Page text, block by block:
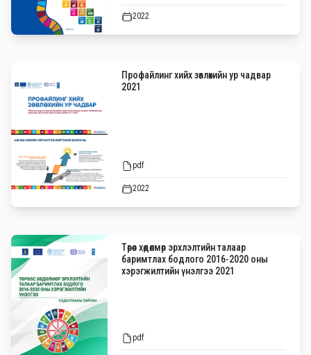
2022
Профайлинг хийх зөвлөхийн ур чадвар
2021
pdf
2022
Төрөөс хөдөлмөр эрхлэлтийн талаар
баримтлах бодлого 2016-2020 оны
хэрэгжилтийн үнэлгээ 2021
pdf